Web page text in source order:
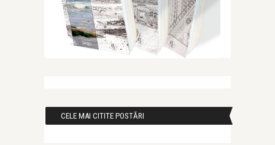
CELE MAI CITITE POSTĂRI